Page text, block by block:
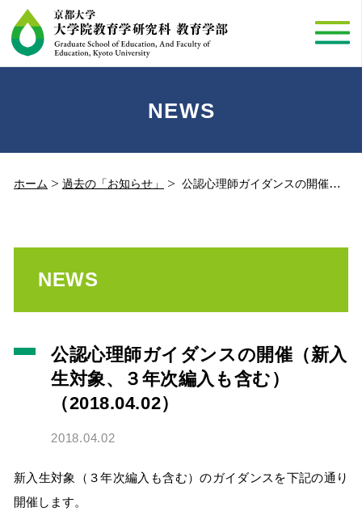
NEWS
ホーム 過去の「お知らせ」 公認心理師ガイダンスの開催（新入生対象、３年次編入も含む）（2018.04.02）
NEWS
公認心理師ガイダンスの開催（新入
生対象、３年次編入も含む）
（2018.04.02）
2018.04.02
新入生対象（３年次編入も含む）のガイダンスを下記の通り
開催します。